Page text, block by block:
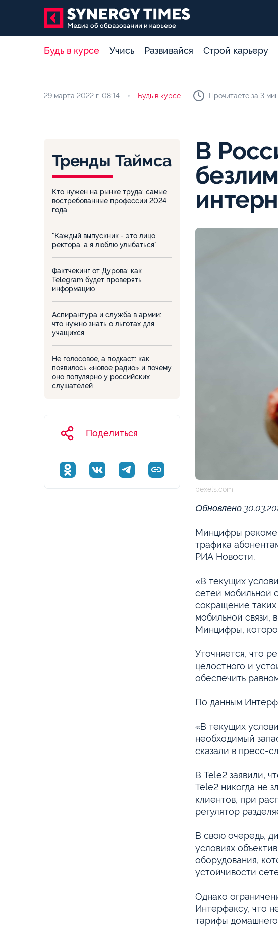
Будь в курсе Учись Развивайся Строй карьеру
29 марта 2022 г. 08:14 Будь в курсе Прочитаете за 3 мин
Тренды Таймса
Кто нужен на рынке труда: самые
востребованные профессии 2024
года
"Каждый выпускник - это лицо
ректора, а я люблю улыбаться"
Фактчекинг от Дурова: как
Telegram будет проверять
информацию
Аспирантура и служба в армии:
что нужно знать о льготах для
учащихся
Не голосовое, а подкаст: как
появилось «новое радио» и почему
оно популярно у российских
слушателей
Поделиться
В
pexels.com
Обновлено
Минцифры
трафика
РИА Новости.
«В текущих
сетей мобильной
сокращение
мобильной связи,
Минцифры,
Уточняется, что
целостного и
обеспечить
По данным
«В текущих
необходимый
сказали в пресс-
В Tele2 заявили,
Tele2 никогда не
клиентов, при
регулятор
В свою очередь,
условиях
оборудования,
устойчивости
Однако
Интерфаксу, что
тарифы домашнего